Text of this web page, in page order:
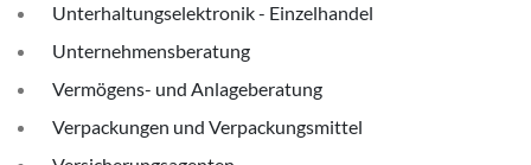
Unterhaltungselektronik - Einzelhandel
Unternehmensberatung
Vermögens- und Anlageberatung
Verpackungen und Verpackungsmittel